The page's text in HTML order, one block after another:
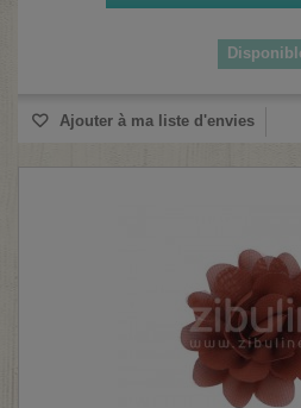
Ajouter à ma liste d'envies